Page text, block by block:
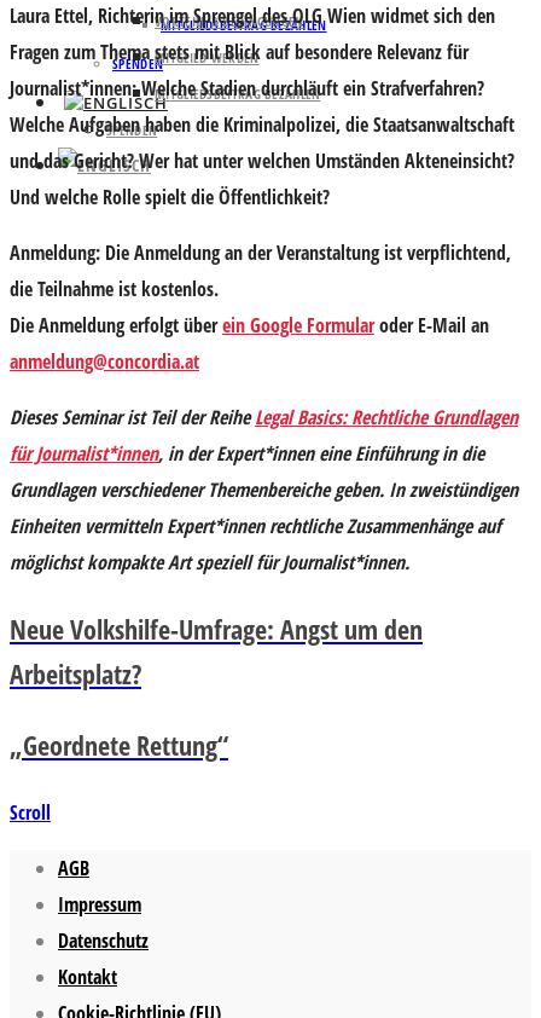
MITGLIEDSBEITRAG BEZAHLEN
SPENDEN
VORTEILE & BEDINGUNGEN
MITGLIED WERDEN
MITGLIEDSBEITRAG BEZAHLEN
SPENDEN
Laura Ettel, Richterin im Sprengel des OLG Wien widmet sich den
Fragen zum Thema stets mit Blick auf besondere Relevanz für
Journalist*innen: Welche Stadien durchläuft ein Strafverfahren?
Welche Aufgaben haben die Kriminalpolizei, die Staatsanwaltschaft
und das Gericht? Wer hat unter welchen Umständen Akteneinsicht?
Und welche Rolle spielt die Öffentlichkeit?
Anmeldung: Die Anmeldung an der Veranstaltung ist verpflichtend,
die Teilnahme ist kostenlos.
Die Anmeldung erfolgt überein Google Formularoder E-Mail an
anmeldung@concordia.at
Dieses Seminar ist Teil der ReiheLegal Basics: Rechtliche Grundlagen
für Journalist*innen, in der Expert*innen eine Einführung in die
Grundlagen verschiedener Themenbereiche geben. In zweistündigen
Einheiten vermitteln Expert*innen rechtliche Zusammenhänge auf
möglichst kompakte Art speziell für Journalist*innen.
Neue Volkshilfe-Umfrage: Angst um den
Arbeitsplatz?
„Geordnete Rettung“
Scroll
AGB
Impressum
Datenschutz
Kontakt
Cookie-Richtlinie (EU)